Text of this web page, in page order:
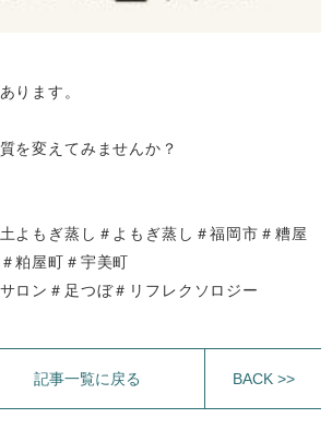
ります。
を変えてみませんか？
よもぎ蒸し＃よもぎ蒸し＃福岡市＃糟屋
粕屋町＃宇美町
ロン＃足つぼ＃リフレクソロジー
記事一覧に戻る BACK >>